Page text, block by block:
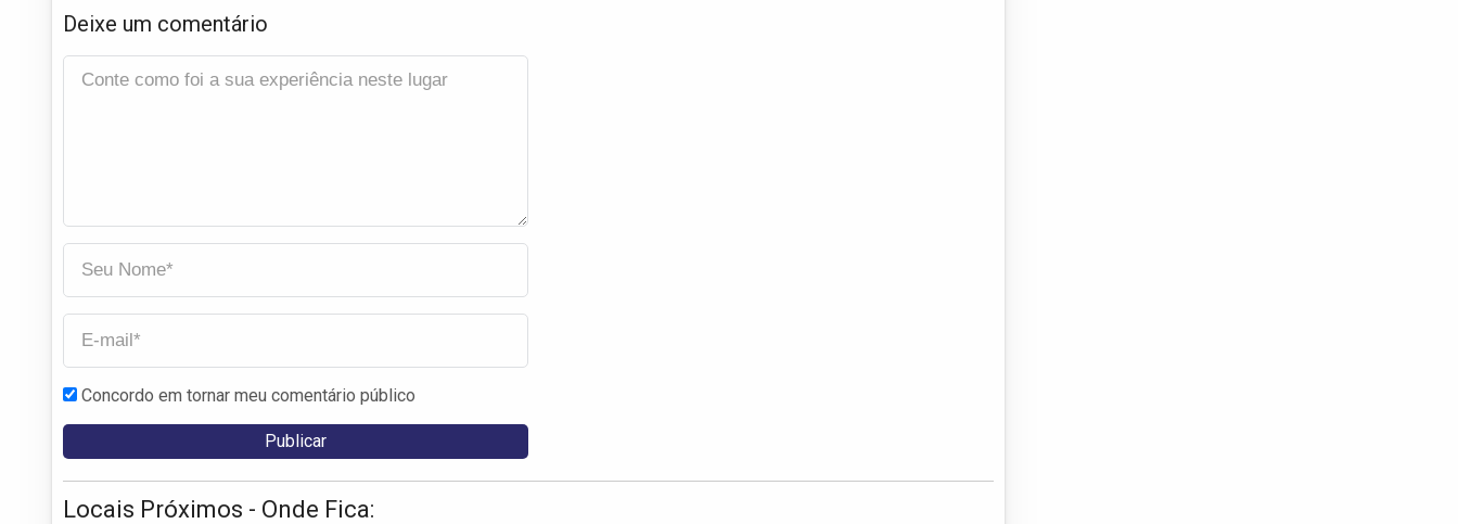
Deixe um comentário
Concordo em tornar meu comentário público
Locais Próximos - Onde Fica: